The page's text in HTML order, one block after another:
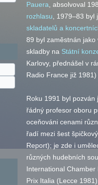
Pauera , absolvoval
rozhlasu , 1979–83
skladatelů a
89 byl zaměstnán
skladby na Státní
Karlovy, přednášel v
Radio France již
Roku 1991 byl
řádný profesor oboru
oceňováni cenami
řadí mezi šest
Report); je zde i
různých hudebních
International Chamber
Prix Italia (Lecce 1981),